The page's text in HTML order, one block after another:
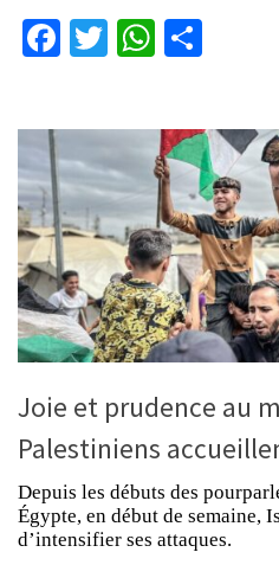
Facebook
Twitter
Joie et prudence au
Palestiniens
Depuis les débuts des
Égypte, en début de semaine,
d’intensifier ses attaques.